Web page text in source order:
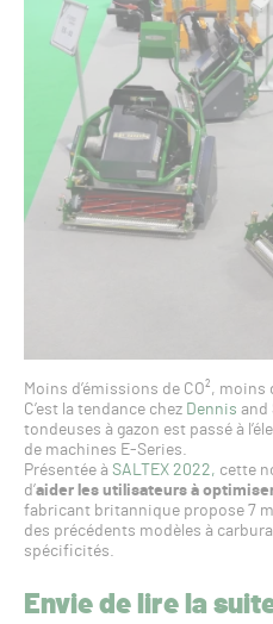
Moins d’émissions de CO²,
C’est la tendance chez Dennis and
tondeuses à gazon est passé à
de machines E-Series.
Présentée à SALTEX 2022, cette
d’aider les utilisateurs à
fabricant britannique propose 7
des précédents modèles à
spécificités.
Envie de lire la